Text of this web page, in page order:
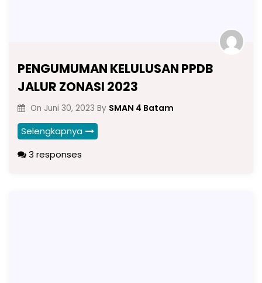
PENGUMUMAN KELULUSAN PPDB
JALUR ZONASI 2023
On Juni 30, 2023 By SMAN 4 Batam
Selengkapnya
3 responses